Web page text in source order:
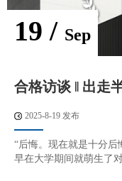
19 / Sep
合格访谈 ‖ 出走
2025-8-19 发布
“后悔。现在就是十分
早在大学期间就萌生了